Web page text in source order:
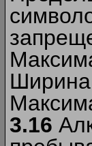
Ширина
3.16